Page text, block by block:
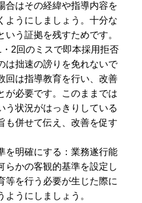
合はその経緯や指導内容を
ようにしましょう。十分な
いう証拠を残すためです。
2回のミスで即本採用拒否
は拙速の謗りを免れないで
回は指導教育を行い、改善
が必要です。このままでは
う状況がはっきりしている
も併せて伝え、改善を促す
を明確にする：業務遂行能
らかの客観的基準を設定し
等を行う必要が生じた際に
ようにしましょう。